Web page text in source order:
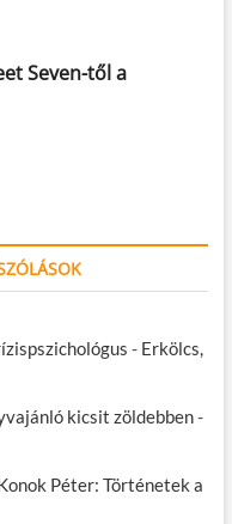
Seven-től a
- Erkölcs,
kicsit zöldebben-
Péter: Történetek a